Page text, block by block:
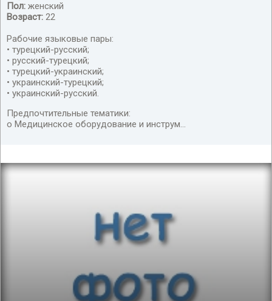
Пол: женский
Возраст: 22
Рабочие языковые пары:
• турецкий-русский;
• русский-турецкий;
• турецкий-украинский;
• украинский-турецкий;
• украинский-русский.
Предпочтительные тематики:
o Медицинское оборудование и инструм...